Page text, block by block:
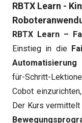
RBTX Learn -
RBTX Learn –
Einstieg in die
Automatisierung
für-Schritt-
Cobot
Der Kurs vermittelt